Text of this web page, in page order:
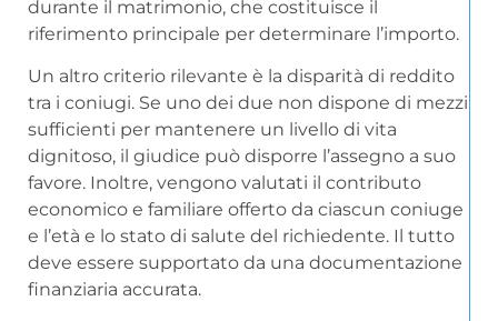
durante il matrimonio, che costituisce il
riferimento principale per determinare l’importo.
Un altro criterio rilevante è la disparità di reddito
tra i coniugi. Se uno dei due non dispone di mezzi
sufficienti per mantenere un livello di vita
dignitoso, il giudice può disporre l’assegno a suo
favore. Inoltre, vengono valutati il contributo
economico e familiare offerto da ciascun coniuge
e l’età e lo stato di salute del richiedente. Il tutto
deve essere supportato da una documentazione
finanziaria accurata.